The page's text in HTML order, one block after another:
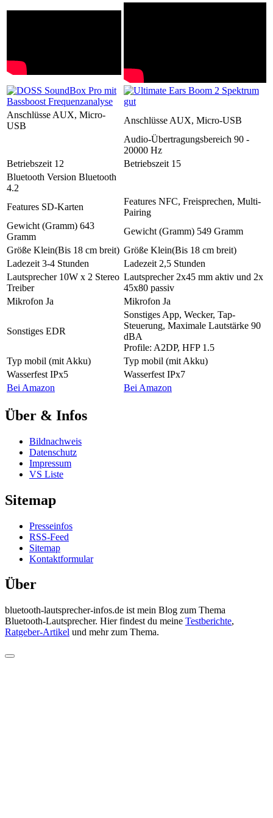
Anschlüsse AUX, Micro-
USB
Anschlüsse AUX, Micro-USB
Audio-Übertragungsbereich 90 -
20000 Hz
Betriebszeit 12 Betriebszeit 15
Bluetooth Version Bluetooth
4.2
Features SD-Karten
Features NFC, Freisprechen, Multi-
Pairing
Gewicht (Gramm) 643
Gramm
Gewicht (Gramm) 549 Gramm
Größe Klein(Bis 18 cm breit) Größe Klein(Bis 18 cm breit)
Ladezeit 3-4 Stunden Ladezeit 2,5 Stunden
Lautsprecher10W x 2 Stereo
Treiber
Lautsprecher2x45 mm aktiv und 2x
45x80 passiv
Mikrofon Ja Mikrofon Ja
Sonstiges EDR
Sonstiges App, Wecker, Tap-
Steuerung, Maximale Lautstärke 90
dBA
Profile: A2DP, HFP 1.5
Typ mobil (mit Akku) Typ mobil (mit Akku)
Wasserfest IPx5 Wasserfest IPx7
Bei Amazon
Bei Amazon
Über & Infos
Bildnachweis
Datenschutz
Impressum
VS Liste
Sitemap
Presseinfos
RSS-Feed
Sitemap
Kontaktformular
Über
bluetooth-lautsprecher-infos.de ist mein Blog zum Thema
Bluetooth-Lautsprecher. Hier findest du meine Testberichte,
Ratgeber-Artikel und mehr zum Thema.